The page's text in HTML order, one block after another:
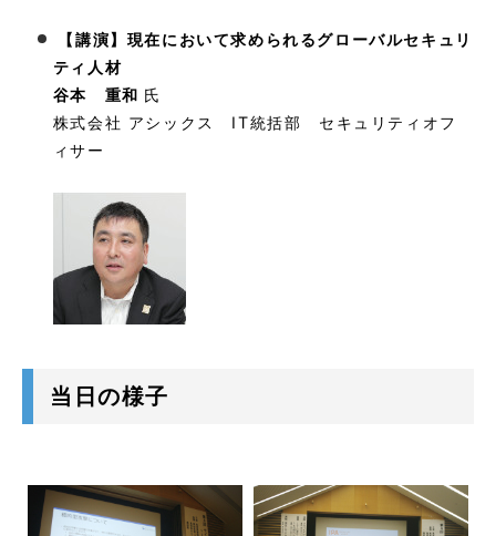
【講演】現在において求められるグローバルセキュリ
ティ人材
谷本 重和 氏
株式会社 アシックス IT統括部 セキュリティオフ
ィサー
当日の様子